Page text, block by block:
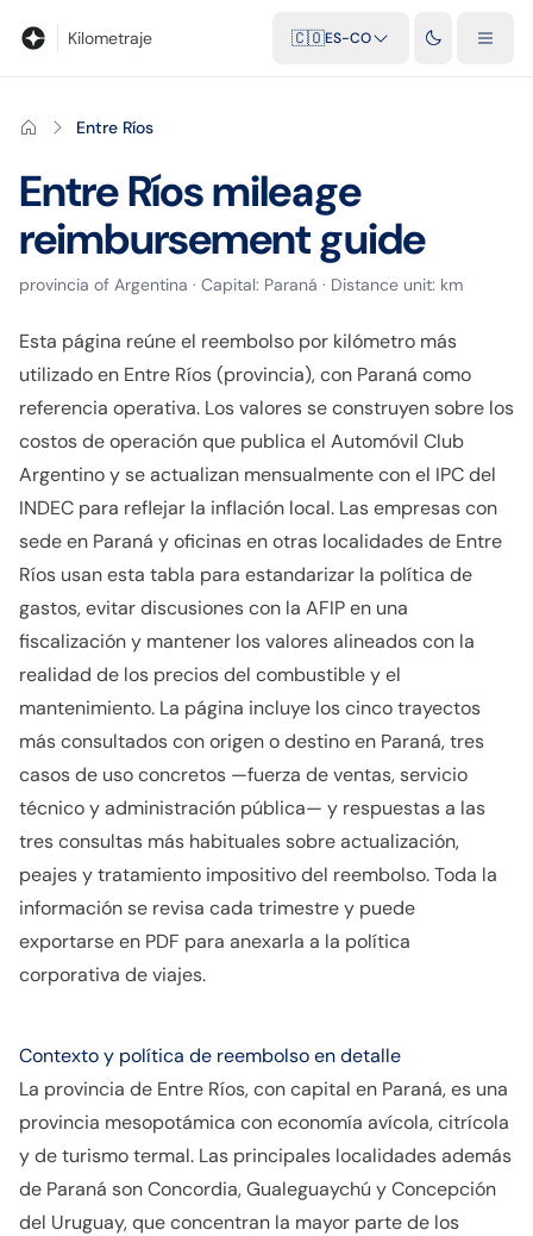
Kilometraje 🇨🇴ES-CO
Entre Ríos
Entre Ríosmileage
reimbursement guide
provincia of Argentina · Capital: Paraná · Distance unit: km
Esta página reúne el reembolso por kilómetro más
utilizado en Entre Ríos (provincia), con Paraná como
referencia operativa. Los valores se construyen sobre los
costos de operación que publica el Automóvil Club
Argentino y se actualizan mensualmente con el IPC del
INDEC para reflejar la inflación local. Las empresas con
sede en Paraná y oficinas en otras localidades de Entre
Ríos usan esta tabla para estandarizar la política de
gastos, evitar discusiones con la AFIP en una
fiscalización y mantener los valores alineados con la
realidad de los precios del combustible y el
mantenimiento. La página incluye los cinco trayectos
más consultados con origen o destino en Paraná, tres
casos de uso concretos —fuerza de ventas, servicio
técnico y administración pública— y respuestas a las
tres consultas más habituales sobre actualización,
peajes y tratamiento impositivo del reembolso. Toda la
información se revisa cada trimestre y puede
exportarse en PDF para anexarla a la política
corporativa de viajes.
Contexto y política de reembolso en detalle
La provincia de Entre Ríos, con capital en Paraná, es una
provincia mesopotámica con economía avícola, citrícola
y de turismo termal. Las principales localidades además
de Paraná son Concordia, Gualeguaychú y Concepción
del Uruguay, que concentran la mayor parte de los